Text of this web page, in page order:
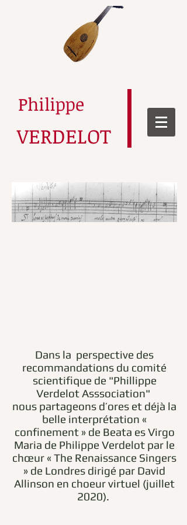
VERDELOT
​Philippe
Dans la perspective des
recommandations du comité
scientifique de "Phillippe
Verdelot Asssociation"
nous partageons d’ores et déjà la
belle interprétation «
confinement » de Beata es Virgo
Maria de Philippe Verdelot par le
chœur « The Renaissance Singers
» de Londres dirigé par David
Allinson en choeur virtuel (juillet
2020).